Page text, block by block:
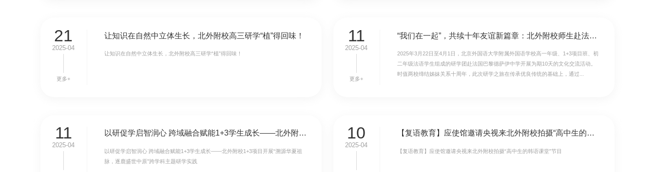
21
2025-04
更多+
让知识在自然中立体生长，北外附校高三研学“植”得回味！
让知识在自然中立体生长，北外附校高三研学“植”得回味！
11
2025-04
更多+
“我们在一起”，共续十年友谊新篇章：北外附校师生赴法国巴黎德萨伊中学开展深度研学
2025年3月22日至4月1日，北京外国语大学附属外国语学校高一年级、1+3项目班、初
二年级法语学生组成的研学团赴法国巴黎德萨伊中学开展为期10天的文化交流活动。
时值两校缔结姊妹关系十周年，此次研学之旅在传承优良传统的基础上，通过...
11
2025-04
以研促学启智润心 跨域融合赋能1+3学生成长——北外附校1+3项目开展“溯源华夏祖脉，逐鹿盛世中原”跨学科主题研学实践
以研促学启智润心 跨域融合赋能1+3学生成长——北外附校1+3项目开展“溯源华夏祖
脉，逐鹿盛世中原”跨学科主题研学实践
10
2025-04
【复语教育】应使馆邀请央视来北外附校拍摄“高中生的韩语课堂”节目
【复语教育】应使馆邀请央视来北外附校拍摄“高中生的韩语课堂”节目